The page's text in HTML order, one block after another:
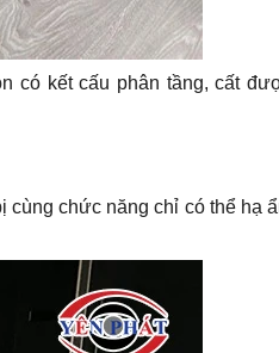
có kết cấu phân tầng, cất
cùng chức năng chỉ có thể hạ